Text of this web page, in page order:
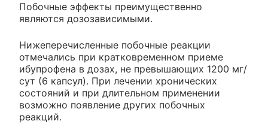
Побочные эффекты преимущественно
являются дозозависимыми.
Нижеперечисленные побочные реакции
отмечались при кратковременном приеме
ибупрофена в дозах, не превышающих 1200 мг/
сут (6 капсул). При лечении хронических
состояний и при длительном применении
возможно появление других побочных
реакций.